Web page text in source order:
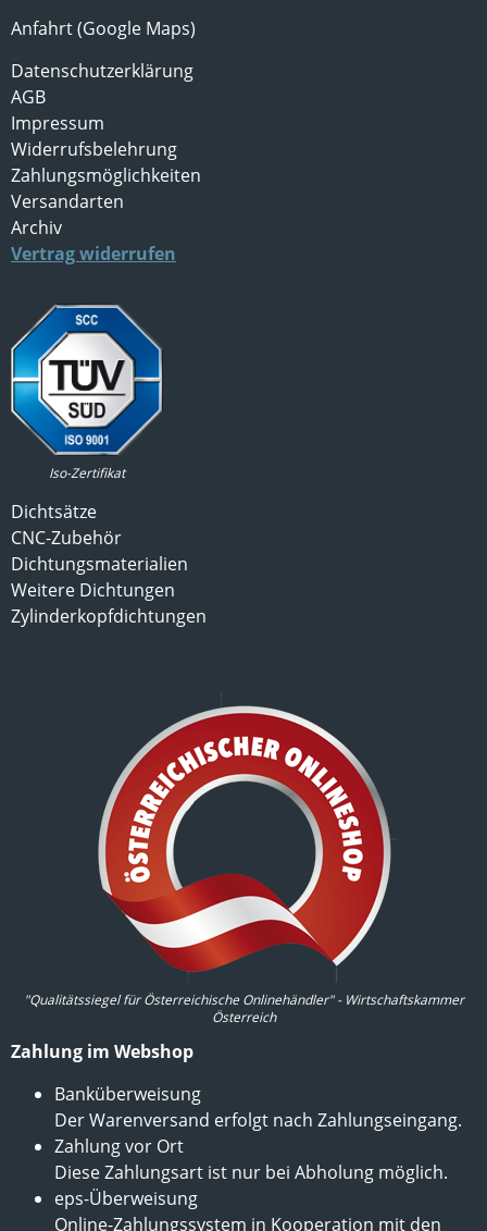
Anfahrt (Google Maps)
Datenschutzerklärung
AGB
Impressum
Widerrufsbelehrung
Zahlungsmöglichkeiten
Versandarten
Archiv
Vertrag widerrufen
Iso-Zertifikat
Dichtsätze
CNC-Zubehör
Dichtungsmaterialien
Weitere Dichtungen
Zylinderkopfdichtungen
"Qualitätssiegel für Österreichische Onlinehändler" - Wirtschaftskammer
Österreich
Zahlung im Webshop
Banküberweisung
Der Warenversand erfolgt nach Zahlungseingang.
Zahlung vor Ort
Diese Zahlungsart ist nur bei Abholung möglich.
eps-Überweisung
Online-Zahlungssystem in Kooperation mit den